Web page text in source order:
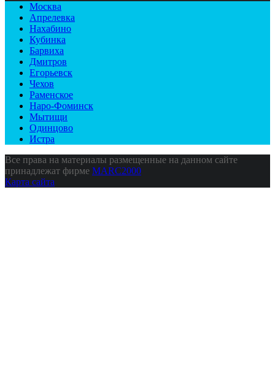
Москва
Апрелевка
Нахабино
Кубинка
Барвиха
Дмитров
Егорьевск
Чехов
Раменское
Наро-Фоминск
Мытищи
Одинцово
Истра
Все права на материалы размещенные на данном сайте
принадлежат фирме MARC2000
Карта сайта